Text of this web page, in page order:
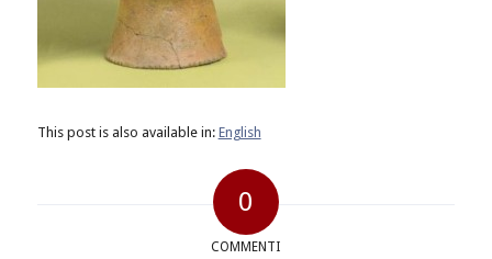
This post is also available in: English
0
COMMENTI